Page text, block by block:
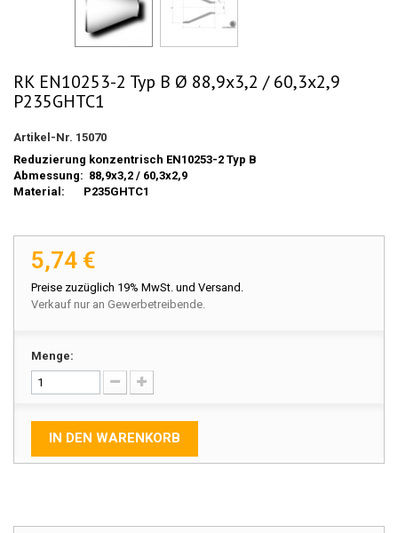
RK EN10253-2 Typ B Ø 88,9x3,2 / 60,3x2,9
P235GHTC1
Artikel-Nr. 15070
Reduzierung konzentrisch EN10253-2 Typ B
Abmessung: 88,9x3,2 / 60,3x2,9
Material: P235GHTC1
5,74 €
Preise zuzüglich 19% MwSt. und Versand.
Verkauf nur an Gewerbetreibende.
Menge:
IN DEN WARENKORB